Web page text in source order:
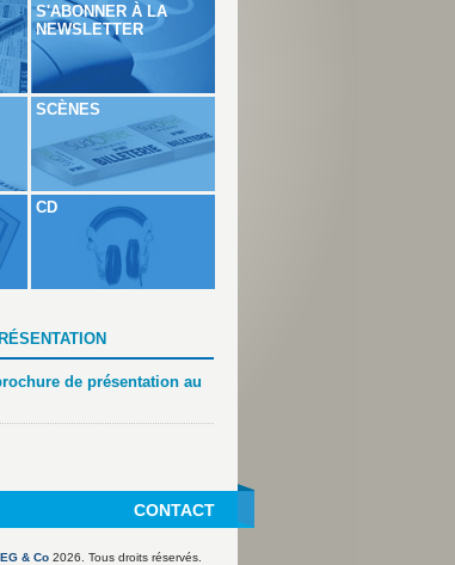
S'ABONNER À LA
NEWSLETTER
SCÈNES
CD
de présentation au
CONTACT
& Co 2026. Tous droits réservés.